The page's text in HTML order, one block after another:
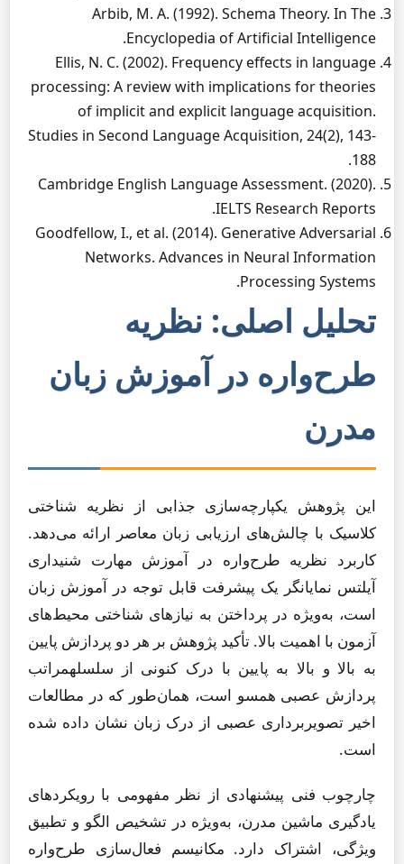
Arbib, M. A. (1992). Schema Theory. In The
Encyclopedia of Artificial Intelligence.
Ellis, N. C. (2002). Frequency effects in language
processing: A review with implications for theories
of implicit and explicit language acquisition.
Studies in Second Language Acquisition, 24(2), 143-
188.
Cambridge English Language Assessment. (2020).
IELTS Research Reports.
Goodfellow, I., et al. (2014). Generative Adversarial
Networks. Advances in Neural Information
Processing Systems.
تحلیل اصلی: نظریه
طرح‌واره در آموزش زبان
مدرن
این پژوهش یکپارچه‌سازی جذابی از نظریه شناختی
کلاسیک با چالش‌های ارزیابی زبان معاصر ارائه می‌دهد.
کاربرد نظریه طرح‌واره در آموزش مهارت شنیداری
آیلتس نمایانگر یک پیشرفت قابل توجه در آموزش زبان
است، به‌ویژه در پرداختن به نیازهای شناختی محیط‌های
آزمون با اهمیت بالا. تأکید پژوهش بر هر دو پردازش پایین
به بالا و بالا به پایین با درک کنونی از سلسلهمراتب
پردازش عصبی همسو است، همان‌طور که در مطالعات
اخیر تصویربرداری عصبی از درک زبان نشان داده شده
است.
چارچوب فنی پیشنهادی از نظر مفهومی با رویکردهای
یادگیری ماشین مدرن، به‌ویژه در تشخیص الگو و تطبیق
ویژگی، اشتراک دارد. مکانیسم فعال‌سازی طرح‌واره